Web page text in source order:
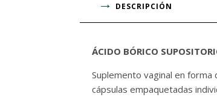
DESCRIPCIÓN
ÁCIDO BÓRICO
Suplemento vaginal en
cápsulas empaquetadas